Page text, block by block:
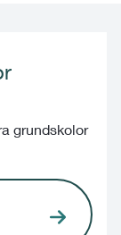
grundskolor